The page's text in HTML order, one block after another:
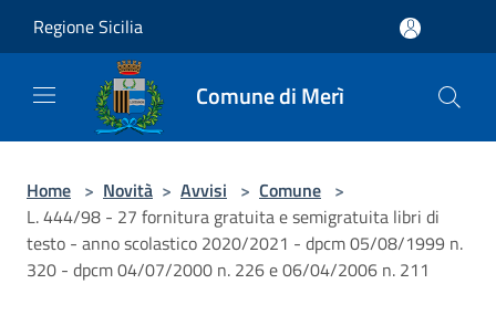
Regione Sicilia
Comune di Merì
Home > Novità > Avvisi > Comune >
L. 444/98 - 27 fornitura gratuita e semigratuita libri di
testo - anno scolastico 2020/2021 - dpcm 05/08/1999 n.
320 - dpcm 04/07/2000 n. 226 e 06/04/2006 n. 211